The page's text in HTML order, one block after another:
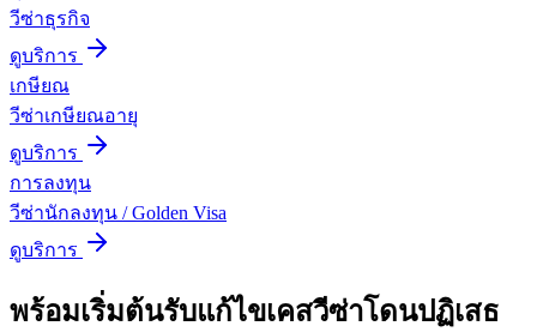
วีซ่าธุรกิจ
ดูบริการ
เกษียณ
วีซ่าเกษียณอายุ
ดูบริการ
การลงทุน
วีซ่านักลงทุน / Golden Visa
ดูบริการ
พร้อมเริ่มต้นรับแก้ไขเคสวีซ่าโดนปฏิเสธ